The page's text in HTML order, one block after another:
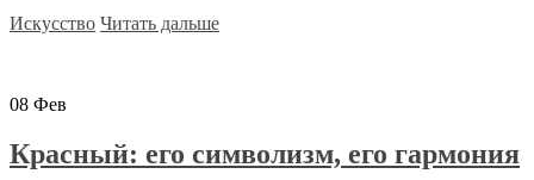
Искусство Читать дальше
08 Фев
Красный: его символизм, его гармония